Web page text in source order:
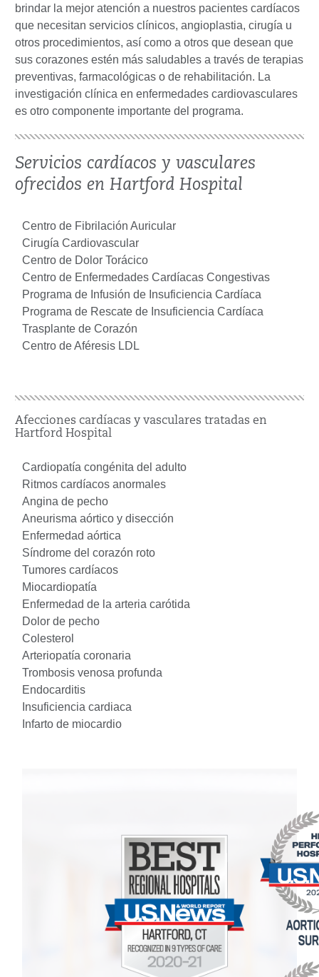
brindar la mejor atención a nuestros pacientes cardíacos
que necesitan servicios clínicos, angioplastia, cirugía u
otros procedimientos, así como a otros que desean que
sus corazones estén más saludables a través de terapias
preventivas, farmacológicas o de rehabilitación. La
investigación clínica en enfermedades cardiovasculares
es otro componente importante del programa.
Servicios cardíacos y vasculares
ofrecidos en Hartford Hospital
Centro de Fibrilación Auricular
Cirugía Cardiovascular
Centro de Dolor Torácico
Centro de Enfermedades Cardíacas Congestivas
Programa de Infusión de Insuficiencia Cardíaca
Programa de Rescate de Insuficiencia Cardíaca
Trasplante de Corazón
Centro de Aféresis LDL
Afecciones cardíacas y vasculares tratadas en
Hartford Hospital
Cardiopatía congénita del adulto
Ritmos cardíacos anormales
Angina de pecho
Aneurisma aórtico y disección
Enfermedad aórtica
Síndrome del corazón roto
Tumores cardíacos
Miocardiopatía
Enfermedad de la arteria carótida
Dolor de pecho
Colesterol
Arteriopatía coronaria
Trombosis venosa profunda
Endocarditis
Insuficiencia cardiaca
Infarto de miocardio